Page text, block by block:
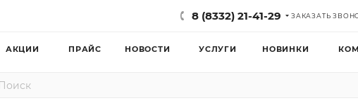
8 (8332) 21-41-29 ЗАКАЗАТЬ
АКЦИИ ПРАЙС НОВОСТИ УСЛУГИ НОВИНКИ